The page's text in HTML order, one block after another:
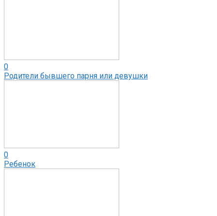
0
Родители бывшего парня или девушки
0
Ребенок